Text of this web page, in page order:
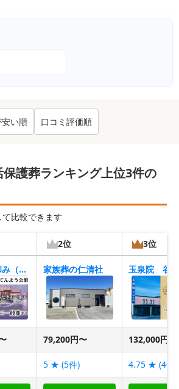
い順 口コミ評価順
護葬ランキング上位3件の
比較できます
2位 3位
葬儀会館 和み（てんよう会館） 家族葬の仁清社 玉泉院 谷
79,200円〜 132,000円〜
5 ★ (5件) 4.75 ★ (4件)